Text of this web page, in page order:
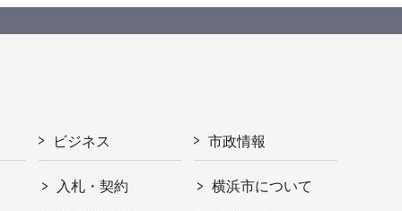
ビジネス
入札・契約
市政情報
横浜市について